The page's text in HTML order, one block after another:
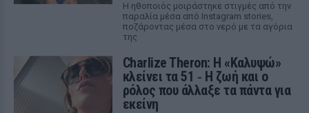
Η ηθοποιός μοιράστηκε στιγμές από την
παραλία μέσα από Instagram stories,
ποζάροντας μέσα στο νερό με τα αγόρια
της
Charlize Theron: Η «Καλυψώ»
κλείνει τα 51 ‑ H ζωή και ο
ρόλος που άλλαξε τα πάντα για
εκείνη